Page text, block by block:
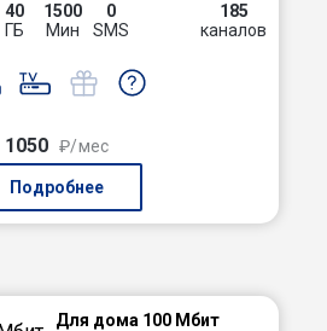
40
ГБ
1500
Мин
0
SMS
185
каналов
1050 ₽/мес
Подробнее
Для дома 100 Мбит